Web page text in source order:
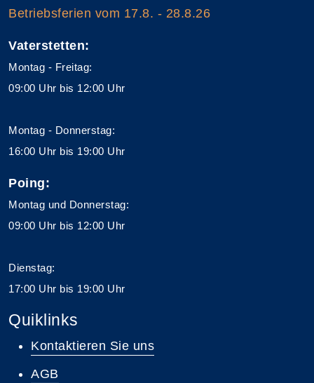
Betriebsferien vom 17.8. - 28.8.26
Vaterstetten:
Montag - Freitag:
09:00 Uhr bis 12:00 Uhr
Montag - Donnerstag:
16:00 Uhr bis 19:00 Uhr
Poing:
Montag und Donnerstag:
09:00 Uhr bis 12:00 Uhr
Dienstag:
17:00 Uhr bis 19:00 Uhr
Quiklinks
Kontaktieren Sie uns
AGB